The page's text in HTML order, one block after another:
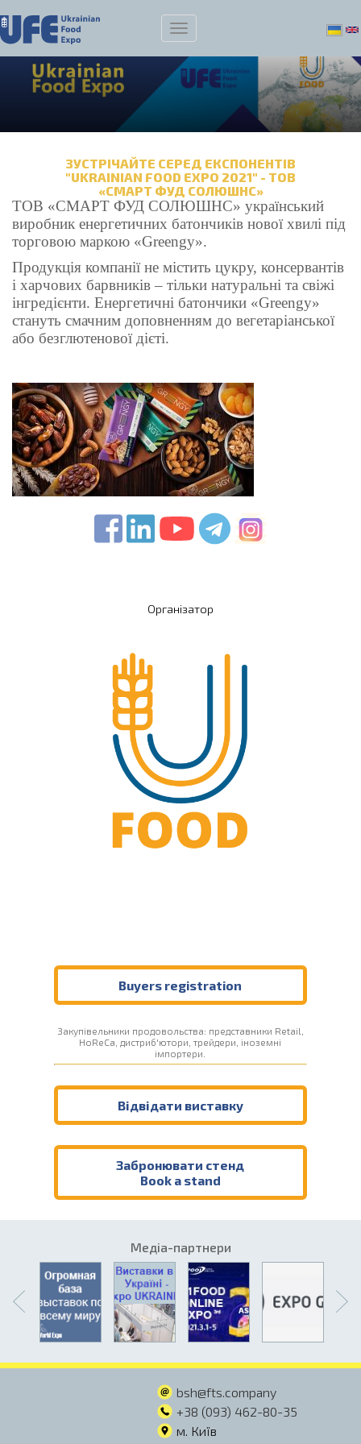
ЗУСТРІЧАЙТЕ СЕРЕД ЕКСПОНЕНТІВ
"UKRAINIAN FOOD EXPO 2021" - ТОВ
«СМАРТ ФУД СОЛЮШНС»
ТОВ «СМАРТ ФУД СОЛЮШНС» український
виробник енергетичних батончиків нової хвилі під
торговою маркою «Greengy».
Продукція компанії не містить цукру, консервантів
і харчових барвників – тільки натуральні та свіжі
інгредієнти. Енергетичні батончики «Greengy»
стануть смачним доповненням до вегетаріанської
або безглютенової дієті.
Організатор
Buyers registration
Закупівельники продовольства: представники Retail,
HoReCa, дистриб'ютори, трейдери, іноземні
імпортери.
Відвідати виставку
Забронювати стенд
Book a stand
Медіа-партнери
bsh@fts.company
+38 (093) 462-80-35
м. Київ